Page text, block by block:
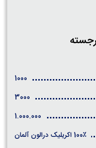
1000
3000
1.000.000
100٪ اکریلیک درالون آلمان